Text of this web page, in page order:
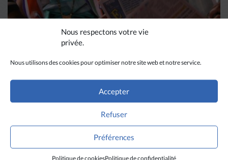
Nous respectons votre vie
privée.
Nous utilisons des cookies pour optimiser notre site web et notre service.
Accepter
Refuser
Préférences
Politique de cookiesPolitique de confidentialité
DIVERS HORIZONS
La revue de presse de la
semaine du 18 mars